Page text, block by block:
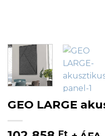
GEO LARGE